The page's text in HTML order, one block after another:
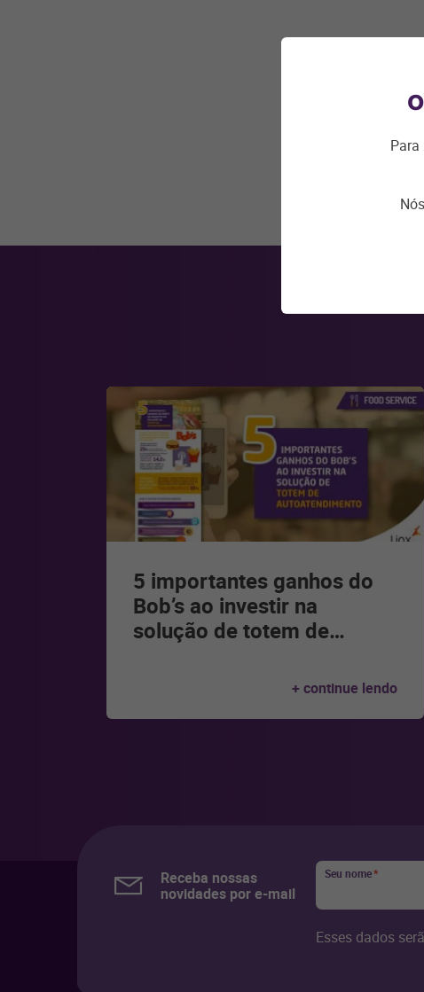
5 importantes ganhos do
Bob’s ao investir na
solução de totem de…
+ continue lendo
Receba nossas
novidades por e-mail
Seu nome*
Esses dados